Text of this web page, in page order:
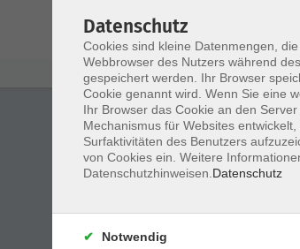
In dieser Rubrik
Kunstpalais oder im
Wochentage
Datenschutz
Cookies sind kleine Datenmengen,
Webbrowser des Nutzers während
gespeichert werden. Ihr Browser
Cookie genannt wird. Wenn Sie eine
Ihr Browser das Cookie an den
Mechanismus für Websites
Surfaktivitäten des Benutzers
von Cookies ein. Weitere
Datenschutzhinweisen. Datenschutz
Notwendig